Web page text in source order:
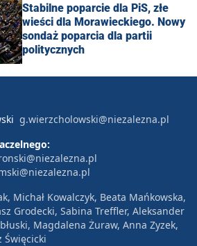
Stabilne poparcie dla PiS, złe
wieści dla Morawieckiego. Nowy
sondaż poparcia dla partii
politycznych
g.wierzcholowski@niezalezna.pl
Michał Kowalczyk, Beata Mańkowska,
Grodecki, Sabina Treffler, Aleksander
Magdalena Żuraw, Anna Zyzek,
Święcicki